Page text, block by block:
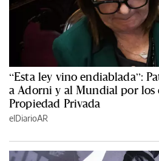
“Esta ley vino endiablada”:
a Adorni y al Mundial por los
Propiedad Privada
elDiarioAR